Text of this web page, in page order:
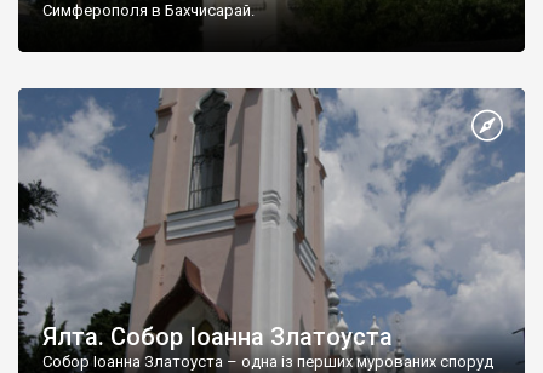
Симферополя в Бахчисарай.
Ялта. Собор Іоанна Златоуста
Собор Іоанна Златоуста – одна із перших мурованих споруд